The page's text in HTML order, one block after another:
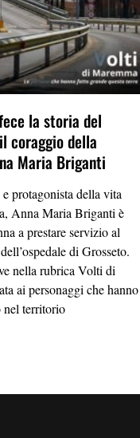
la storia del
coraggio della
Maria Briganti
protagonista della vita
Anna Maria Briganti è
a prestare servizio al
di Grosseto.
nella rubrica Volti di
ai personaggi che hanno
nel territorio